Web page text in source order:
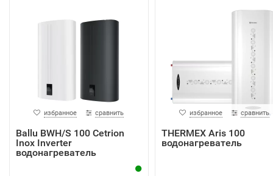
избранное сравнить
Ballu BWH/S 100 Cetrion
Inox Inverter
водонагреватель
избранное сравнить
THERMEX Aris 100
водонагреватель